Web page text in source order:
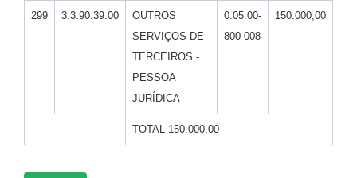
299 3.3.90.39.00
OUTROS
SERVIÇOS DE
TERCEIROS -
PESSOA
JURÍDICA
0.05.00-
800 008
150.000,00
TOTAL 150.000,00